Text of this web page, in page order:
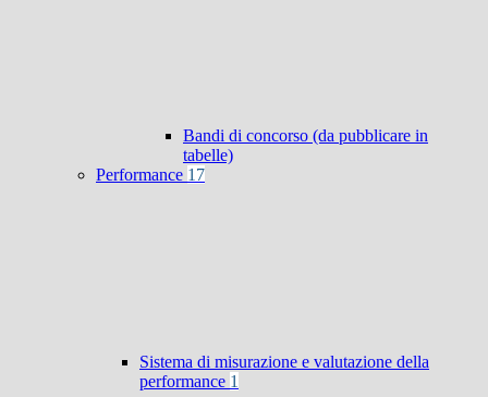
Bandi di concorso (da pubblicare in
tabelle)
Performance 17
Sistema di misurazione e valutazione della
performance 1